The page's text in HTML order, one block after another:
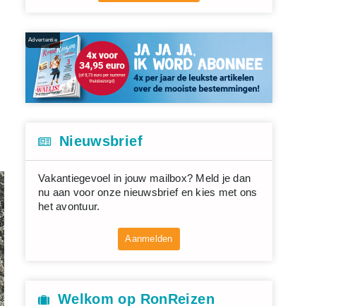
Advertentie
Nieuwsbrief
Vakantiegevoel in jouw mailbox? Meld je dan
nu aan voor onze nieuwsbrief en kies met ons
het avontuur.
Aanmelden
Welkom op RonReizen